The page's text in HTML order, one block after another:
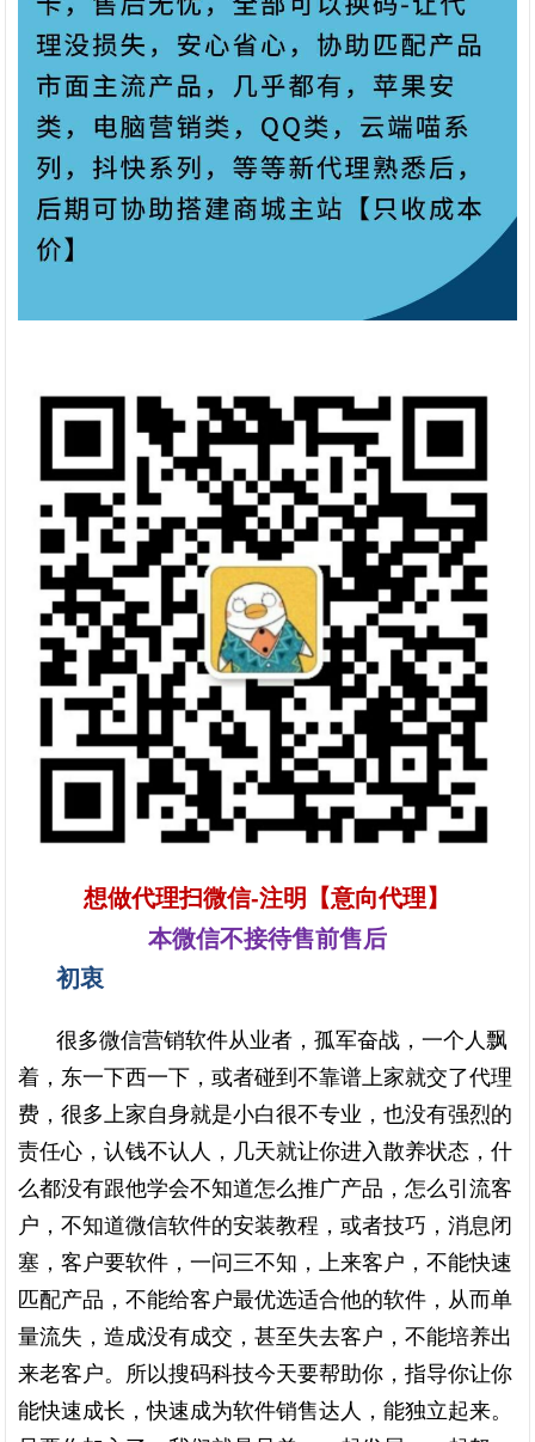
想做代理扫微信-注明【意向代理】
本微信不接待售前售后
初衷
很多微信营销软件从业者，孤军奋战，一个人飘
着，东一下西一下，或者碰到不靠谱上家就交了代理
费，很多上家自身就是小白很不专业，也没有强烈的
责任心，认钱不认人，几天就让你进入散养状态，什
么都没有跟他学会不知道怎么推广产品，怎么引流客
户，不知道微信软件的安装教程，或者技巧，消息闭
塞，客户要软件，一问三不知，上来客户，不能快速
匹配产品，不能给客户最优选适合他的软件，从而单
量流失，造成没有成交，甚至失去客户，不能培养出
来老客户。所以搜码科技今天要帮助你，指导你让你
能快速成长，快速成为软件销售达人，能独立起来。